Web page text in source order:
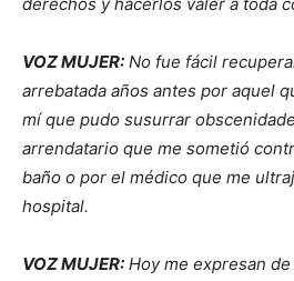
VOZ MUJER: No fue fácil
arrebatada años antes por aquel
mí que pudo susurrar
arrendatario que me sometió
baño o por el médico que me
hospital.
VOZ MUJER: Hoy me expresan